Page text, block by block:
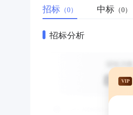
招标 （0） 中标 （0）
招标分析
VIP